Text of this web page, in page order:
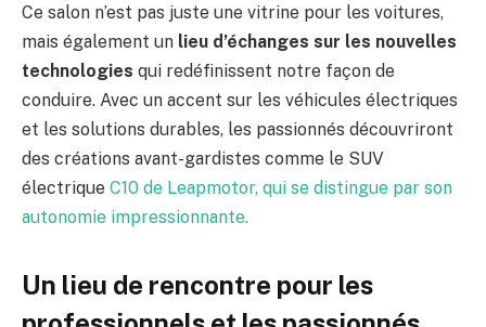
Ce salon n’est pas juste une vitrine pour les voitures,
mais également un lieu d’échanges sur les nouvelles
technologies qui redéfinissent notre façon de
conduire. Avec un accent sur les véhicules électriques
et les solutions durables, les passionnés découvriront
des créations avant-gardistes comme le SUV
électrique C10 de Leapmotor, qui se distingue par son
autonomie impressionnante.
Un lieu de rencontre pour les